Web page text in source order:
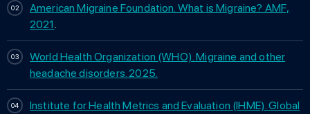
American Migraine Foundation. What is Migraine? AMF,
2021
World Health Organization (WHO). Migraine and other
headache disorders. 2025.
Institute for Health Metrics and Evaluation (IHME). Global